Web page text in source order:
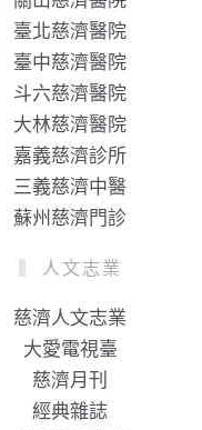
臺北慈濟醫院
臺中慈濟醫院
斗六慈濟醫院
大林慈濟醫院
嘉義慈濟診所
三義慈濟中醫
蘇州慈濟門診
人文志業
慈濟人文志業
大愛電視臺
慈濟月刊
經典雜誌